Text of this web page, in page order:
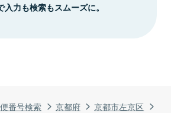
番号検索 京都府
京都市左京区
力も検索もスムーズに。